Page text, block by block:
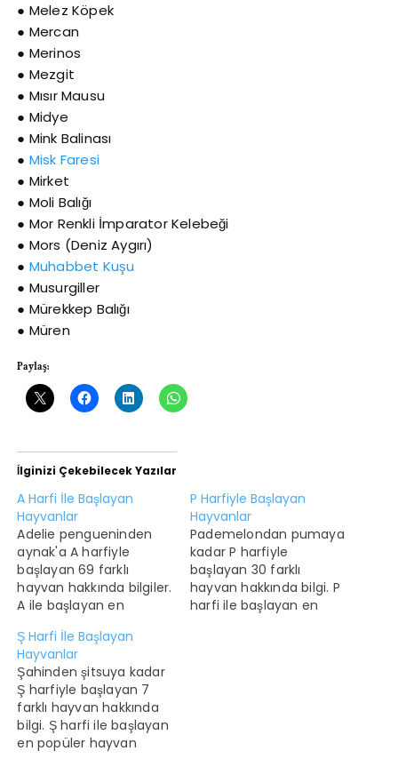
● Melez Köpek
● Mercan
● Merinos
● Mezgit
● Mısır Mausu
● Midye
● Mink Balinası
● Misk Faresi
● Mirket
● Moli Balığı
● Mor Renkli İmparator Kelebeği
● Mors (Deniz Aygırı)
● Muhabbet Kuşu
● Musurgiller
● Mürekkep Balığı
● Müren
Paylaş:
İlginizi Çekebilecek Yazılar
A Harfi İle Başlayan
Hayvanlar
Adelie pengueninden
aynak'a A harfiyle
başlayan 69 farklı
hayvan hakkında bilgiler.
A ile başlayan en
popüler olan ise ay-ay.
A harfi ile başlayan
hayvanlar ile ilgili bazı
ilginç bilgiler Ağaç
kurbağaları arasında
tırmanamayanlar su
veya karada yaşarlar.
P Harfiyle Başlayan
Hayvanlar
Pademelondan pumaya
kadar P harfiyle
başlayan 30 farklı
hayvan hakkında bilgi. P
harfi ile başlayan en
Ş Harfi İle Başlayan
Hayvanlar
Şahinden şitsuya kadar
Ş harfiyle başlayan 7
farklı hayvan hakkında
bilgi. Ş harfi ile başlayan
en popüler hayvan